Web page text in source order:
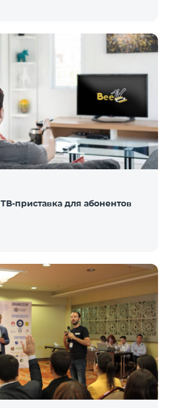
приставка для абонентов